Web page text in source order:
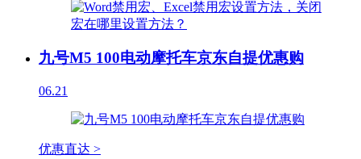
九号M5 100电动摩托车京东自提优惠购
06.21
优惠直达 >